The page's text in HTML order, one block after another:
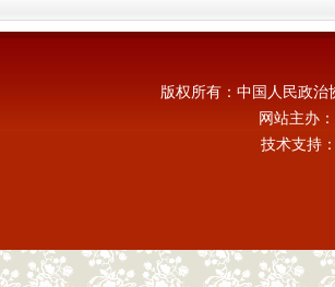
版权所有：中国人民政
网站主办
技术支持